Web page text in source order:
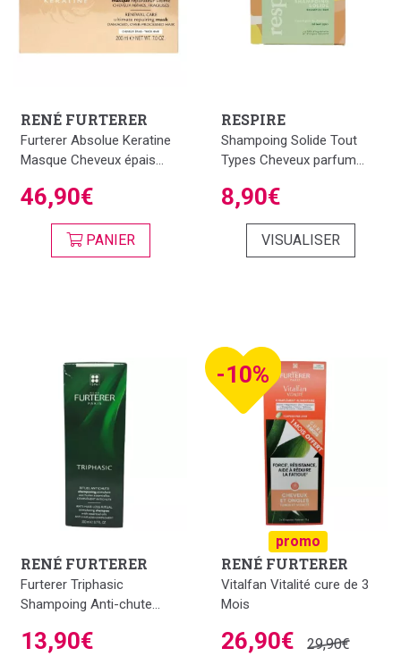
RENÉ FURTERER
Furterer Absolue Keratine
Masque Cheveux épais...
46,90€
PANIER
RESPIRE
Shampoing Solide Tout
Types Cheveux parfum...
8,90€
VISUALISER
RENÉ FURTERER
Furterer Triphasic
Shampoing Anti-chute...
13,90€
-10%
promo
RENÉ FURTERER
Vitalfan Vitalité cure de 3
Mois
26,90€ 29,90€